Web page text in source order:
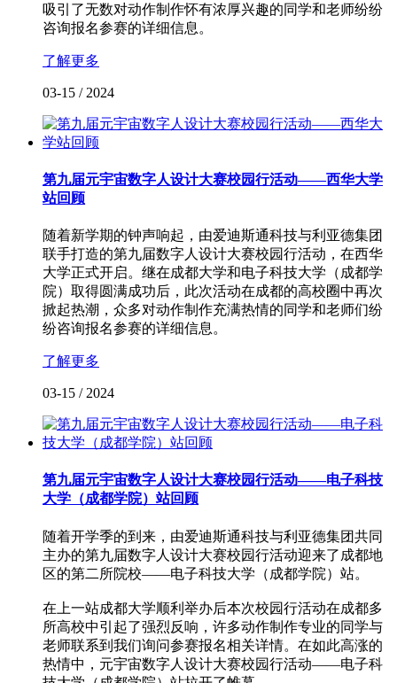
吸引了无数对动作制作怀有浓厚兴趣的同学和老师纷纷
咨询报名参赛的详细信息。
了解更多
03-15 / 2024
第九届元宇宙数字人设计大赛校园行活动——西华大学
站回顾
随着新学期的钟声响起，由爱迪斯通科技与利亚德集团
联手打造的第九届数字人设计大赛校园行活动，在西华
大学正式开启。继在成都大学和电子科技大学（成都学
院）取得圆满成功后，此次活动在成都的高校圈中再次
掀起热潮，众多对动作制作充满热情的同学和老师们纷
纷咨询报名参赛的详细信息。
了解更多
03-15 / 2024
第九届元宇宙数字人设计大赛校园行活动——电子科技
大学（成都学院）站回顾
随着开学季的到来，由爱迪斯通科技与利亚德集团共同
主办的第九届数字人设计大赛校园行活动迎来了成都地
区的第二所院校——电子科技大学（成都学院）站。
在上一站成都大学顺利举办后本次校园行活动在成都多
所高校中引起了强烈反响，许多动作制作专业的同学与
老师联系到我们询问参赛报名相关详情。在如此高涨的
热情中，元宇宙数字人设计大赛校园行活动——电子科